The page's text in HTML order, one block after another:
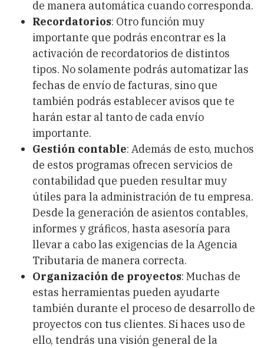
de manera automática cuando corresponda.
Recordatorios: Otro función muy
importante que podrás encontrar es la
activación de recordatorios de distintos
tipos. No solamente podrás automatizar las
fechas de envío de facturas, sino que
también podrás establecer avisos que te
harán estar al tanto de cada envío
importante.
Gestión contable: Además de esto, muchos
de estos programas ofrecen servicios de
contabilidad que pueden resultar muy
útiles para la administración de tu empresa.
Desde la generación de asientos contables,
informes y gráficos, hasta asesoría para
llevar a cabo las exigencias de la Agencia
Tributaria de manera correcta.
Organización de proyectos: Muchas de
estas herramientas pueden ayudarte
también durante el proceso de desarrollo de
proyectos con tus clientes. Si haces uso de
ello, tendrás una visión general de la